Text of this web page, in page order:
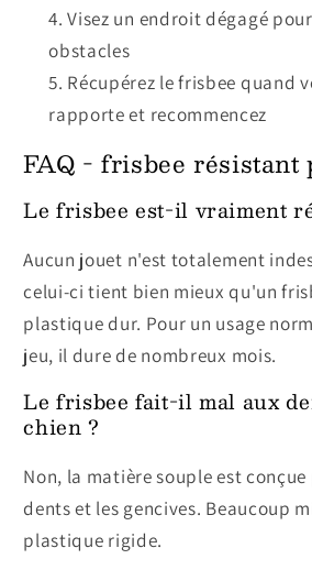
Visez un endroit dégagé
obstacles
Récupérez le frisbee quand
rapporte et recommencez
FAQ - frisbee résistant
Le frisbee est-il vraiment
Aucun jouet n'est totalement
celui-ci tient bien mieux qu'un
plastique dur. Pour un usage
jeu, il dure de nombreux mois.
Le frisbee fait-il mal aux
chien ?
Non, la matière souple est
dents et les gencives. Beaucoup
plastique rigide.